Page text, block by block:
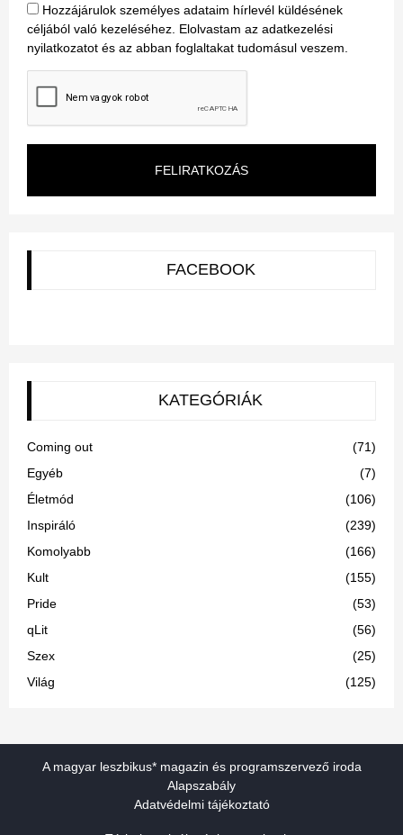
Hozzájárulok személyes adataim hírlevél küldésének
céljából való kezeléséhez. Elolvastam az adatkezelési
nyilatkozatot és az abban foglaltakat tudomásul veszem.
FELIRATKOZÁS
FACEBOOK
KATEGÓRIÁK
Coming out
(71)
Egyéb
(7)
Életmód
(106)
Inspiráló
(239)
Komolyabb
(166)
Kult
(155)
Pride
(53)
qLit
(56)
Szex
(25)
Világ
(125)
A magyar leszbikus* magazin és programszervező iroda
Alapszabály
Adatvédelmi tájékoztató